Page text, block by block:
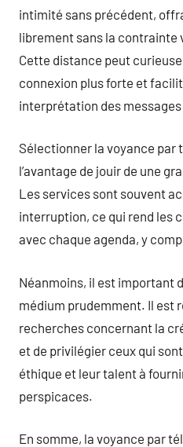
intimité sans précédent,
librement sans la contrainte
Cette distance peut
connexion plus forte et
interprétation des
Sélectionner la voyance par
l’avantage de jouir de une
Les services sont souvent
interruption, ce qui rend les
avec chaque agenda, y
Néanmoins, il est important
médium prudemment. Il est
recherches concernant la
et de privilégier ceux qui
éthique et leur talent à
perspicaces.
En somme, la voyance par